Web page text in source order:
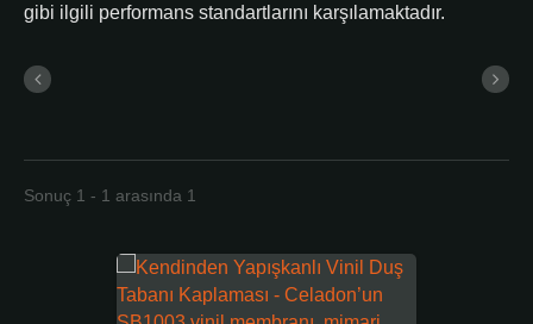
gibi ilgili performans standartlarını karşılamaktadır.
Sonuç 1 - 1 arasında 1